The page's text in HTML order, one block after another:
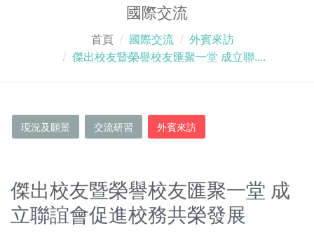
國際交流
首頁 國際交流
外賓來訪
傑出校友暨榮譽校友匯聚一堂 成立聯....
現況及願景 交流研習 外賓來訪
傑出校友暨榮譽校友匯聚一堂 成
立聯誼會促進校務共榮發展